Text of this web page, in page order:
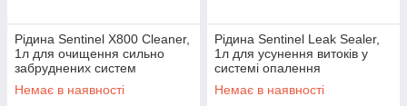
Рідина Sentinel X800 Cleaner,
1л для очищення сильно
забруднених систем
опалення M202100029
Немає в наявності
Рідина Sentinel Leak Sealer,
1л для усунення витоків у
системі опалення
M202100077
Немає в наявності